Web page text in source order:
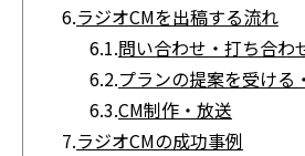
6.ラジオCMを出稿する流れ
6.1.問い合わせ・打ち合わ
6.2.プランの提案を受ける
6.3.CM制作・放送
7.ラジオCMの成功事例